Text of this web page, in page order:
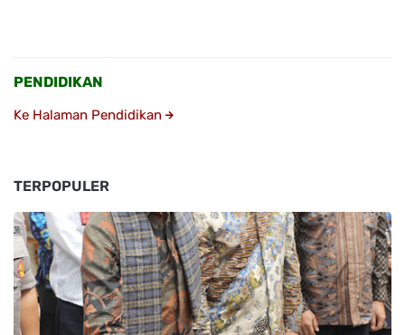
PENDIDIKAN
Ke Halaman Pendidikan
TERPOPULER